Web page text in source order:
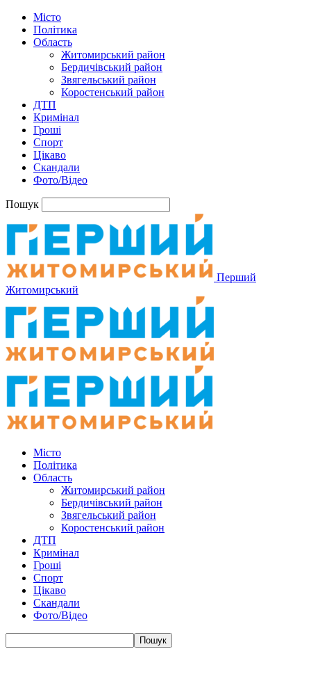
Місто
Політика
Область
Житомирський район
Бердичівський район
Звягельський район
Коростенський район
ДТП
Кримінал
Гроші
Спорт
Цікаво
Скандали
Фото/Відео
Пошук
Перший
Житомирський
Місто
Політика
Область
Житомирський район
Бердичівський район
Звягельський район
Коростенський район
ДТП
Кримінал
Гроші
Спорт
Цікаво
Скандали
Фото/Відео